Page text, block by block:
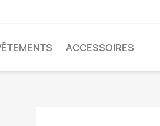
ACCESSOIRES